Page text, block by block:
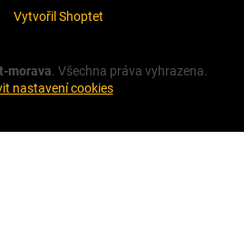
Vytvořil Shoptet
morava. Všechna práva vyhrazena.
nastavení cookies